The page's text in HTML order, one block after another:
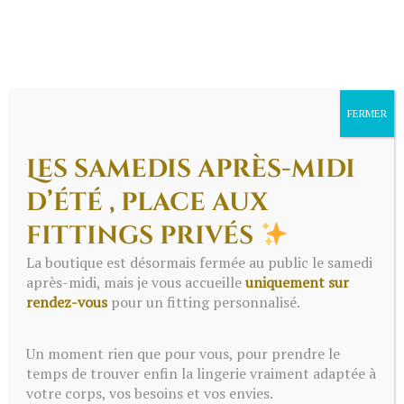
Menu
Nos avis Google -
Lingerie | Pomponette |
Les samedis après-midi
d’été , place aux
fittings privés
La boutique est désormais fermée au public le samedi
après-midi, mais je vous accueilleuniquement sur
rendez-vouspour un fitting personnalisé.
Un moment rien que pour vous, pour prendre le
temps de trouver enfin la lingerie vraiment adaptée à
votre corps, vos besoins et vos envies.
FERMER